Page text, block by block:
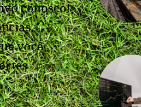
conosco!
você